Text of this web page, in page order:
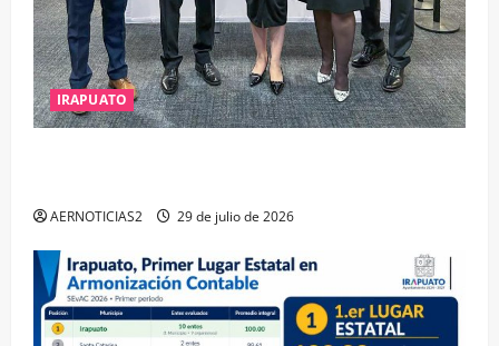
IRAPUATO
AERNOTICIAS2 29 de julio de 2026